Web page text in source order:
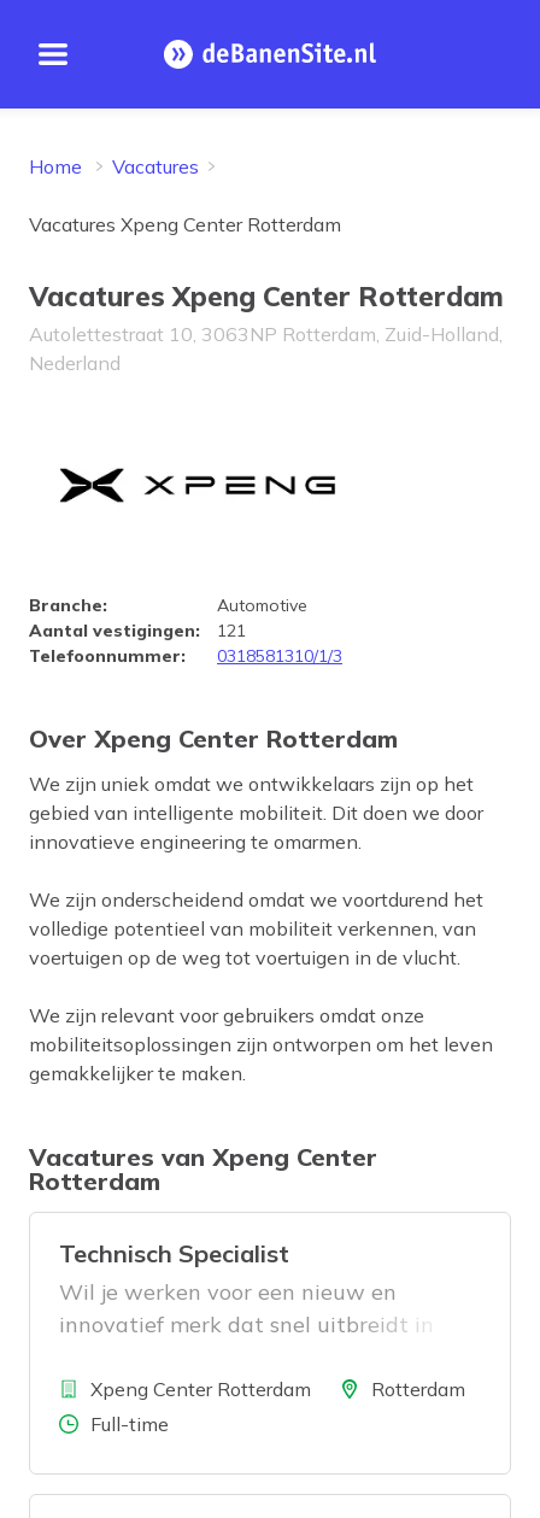
Open menu Homepage
Home Vacatures
Vacatures Xpeng Center Rotterdam
Vacatures Xpeng Center Rotterdam
Autolettestraat 10, 3063NP Rotterdam, Zuid-Holland,
Nederland
Bedrijfsprofiel Xpeng Center
Branche:
Automotive
Aantal vestigingen:
121
Telefoonnummer: 0318581310/1/3
Over Xpeng Center Rotterdam
We zijn uniek omdat we ontwikkelaars zijn op het
gebied van intelligente mobiliteit. Dit doen we door
innovatieve engineering te omarmen.
We zijn onderscheidend omdat we voortdurend het
volledige potentieel van mobiliteit verkennen, van
voertuigen op de weg tot voertuigen in de vlucht.
We zijn relevant voor gebruikers omdat onze
mobiliteitsoplossingen zijn ontworpen om het leven
gemakkelijker te maken.
Vacatures van Xpeng Center
Rotterdam
Technisch Specialist
Wil je werken voor een nieuw en
innovatief merk dat snel uitbreidt in
technologieën op het gebied van
elektrische mobiliteit? Wil je als
nieuwe techniek van elektrische auto’s
BedrijfXpeng Center Rotterdam LocatieRotterdam
Aantal uren
Full-time